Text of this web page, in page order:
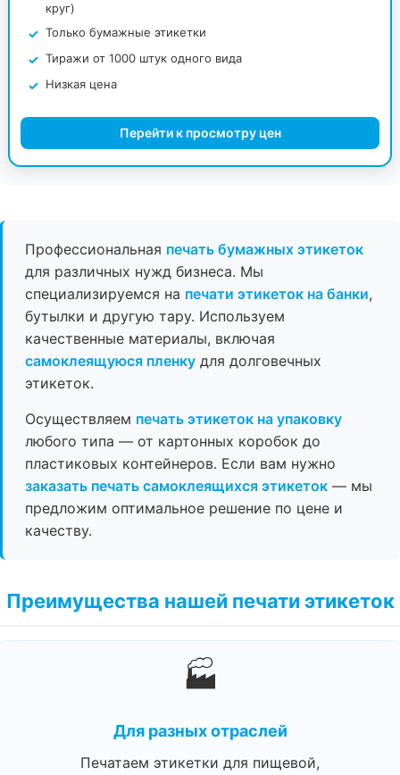
круг)
Только бумажные этикетки
Тиражи от 1000 штук одного вида
Низкая цена
Перейти к просмотру цен
Профессиональная печать бумажных этикеток
для различных нужд бизнеса. Мы
специализируемся на печати этикеток на банки,
бутылки и другую тару. Используем
качественные материалы, включая
самоклеящуюся пленку для долговечных
этикеток.
Осуществляем печать этикеток на упаковку
любого типа — от картонных коробок до
пластиковых контейнеров. Если вам нужно
заказать печать самоклеящихся этикеток — мы
предложим оптимальное решение по цене и
качеству.
Преимущества нашей печати этикеток
🏭
Для разных отраслей
Печатаем этикетки для пищевой,